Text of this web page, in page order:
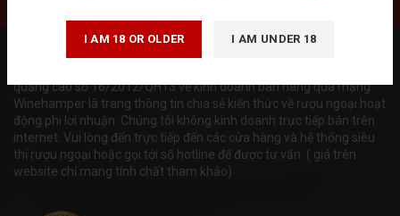
I AM 18 OR OLDER I AM UNDER 18
quảng cáo số 16/2012/QH13 về kinh doanh bán hàng qua mạng.
Winehamper là trang thông tin chia sẻ kiến thức về rượu ngoại hoạt
động phi lơi nhuận. Chúng tôi không kinh doanh trực tiếp bán trên
internet. Vui lòng đến trực tiếp đến các cửa hàng và hệ thống siêu
thị rượu ngoại hoặc gọi tới số hotline để được tư vấn. ( giá trên
website chỉ mang tính chất tham khảo)